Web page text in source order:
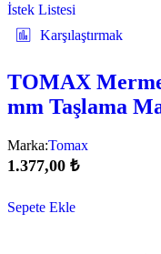
İstek Listesi
Karşılaştırmak
TOMAX
mm Taşlama
Marka:Tomax
1.377,00 ₺
Sepete Ekle